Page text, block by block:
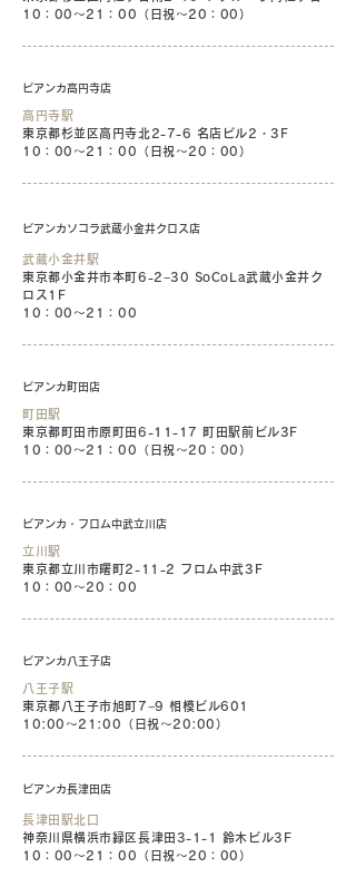
10：00〜21：00（日祝〜20：00）
ビアンカ高円寺店
高円寺駅
東京都杉並区高円寺北2-7-6 名店ビル2・3F
10：00〜21：00（日祝〜20：00）
ビアンカソコラ武蔵小金井クロス店
武蔵小金井駅
東京都小金井市本町6-2−30 SoCoLa武蔵小金井ク
ロス1F
10：00〜21：00
ビアンカ町田店
町田駅
東京都町田市原町田6-11-17 町田駅前ビル3F
10：00〜21：00（日祝〜20：00）
ビアンカ・フロム中武立川店
立川駅
東京都立川市曙町2-11-2 フロム中武3F
10：00〜20：00
ビアンカ八王子店
八王子駅
東京都八王子市旭町7−9 相模ビル601
10:00〜21:00（日祝〜20:00）
ビアンカ長津田店
長津田駅北口
神奈川県横浜市緑区長津田3-1-1 鈴木ビル3F
10：00〜21：00（日祝〜20：00）